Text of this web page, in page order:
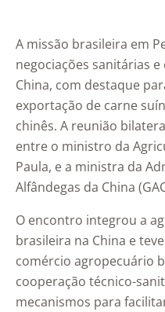
A missão brasileira em
negociações sanitárias
China, com destaque
exportação de carne
chinês. A reunião
entre o ministro da
Paula, e a ministra da
Alfândegas da China
O encontro integrou a
brasileira na China e
comércio agropecuário
cooperação técnico-
mecanismos para